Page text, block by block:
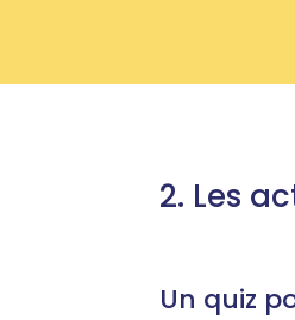
2. Les
Un quiz